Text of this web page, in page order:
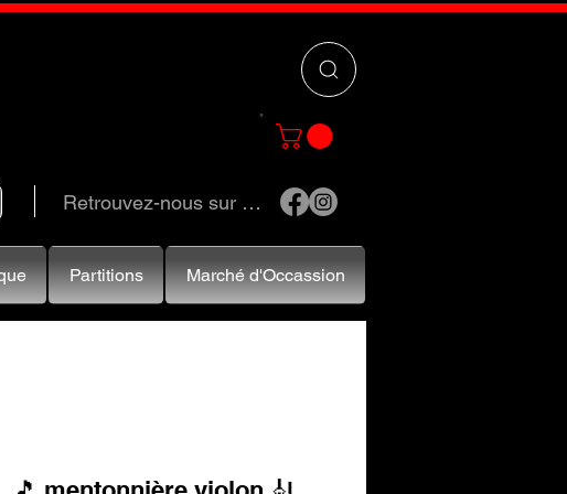
Retrouvez-nous sur …
Partitions Marché d'Occassion